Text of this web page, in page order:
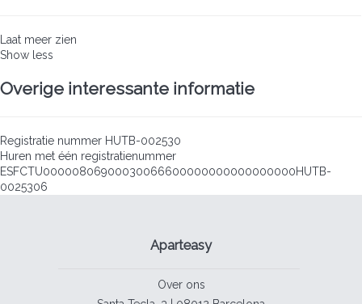
Laat meer zien
Show less
Overige interessante informatie
Registratie nummer HUTB-002530
Huren met één registratienummer
ESFCTU00000806900030066600000000000000000HUTB-
0025306
Aparteasy
Over ons